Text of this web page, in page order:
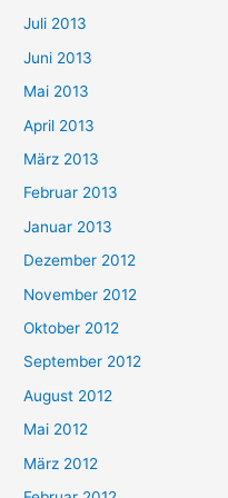
Juli 2013
Juni 2013
Mai 2013
April 2013
März 2013
Februar 2013
Januar 2013
Dezember 2012
November 2012
Oktober 2012
September 2012
August 2012
Mai 2012
März 2012